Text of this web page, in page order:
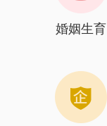
婚姻生育